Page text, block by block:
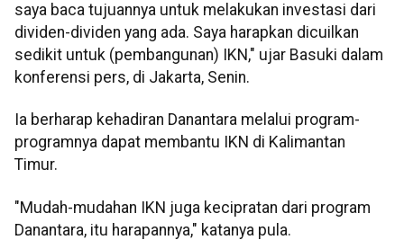
saya baca tujuannya untuk melakukan investasi dari
dividen-dividen yang ada. Saya harapkan dicuilkan
sedikit untuk (pembangunan) IKN," ujar Basuki dalam
konferensi pers, di Jakarta, Senin.
Ia berharap kehadiran Danantara melalui program-
programnya dapat membantu IKN di Kalimantan
Timur.
"Mudah-mudahan IKN juga kecipratan dari program
Danantara, itu harapannya," katanya pula.